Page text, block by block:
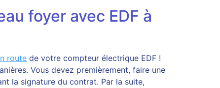
foyer avec EDF à
route de votre compteur électrique EDF !
Vous devez premièrement, faire une
la signature du contrat. Par la suite,